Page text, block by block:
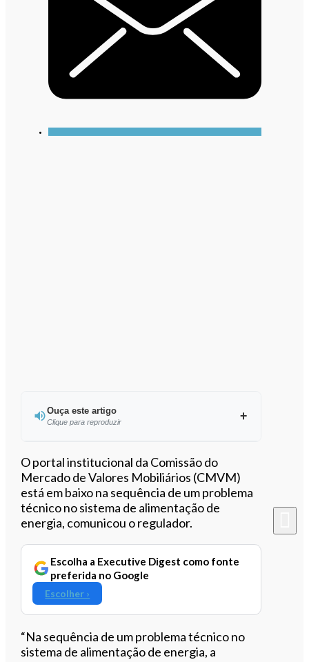
Ouça este artigo
Clique para reproduzir
Ouvir este artigo
O portal institucional da Comissão do
Mercado de Valores Mobiliários (CMVM)
está em baixo na sequência de um problema
técnico no sistema de alimentação de
energia, comunicou o regulador.
Escolha a Executive Digest como fonte
preferida no Google
Escolher ›
“Na sequência de um problema técnico no
sistema de alimentação de energia, a